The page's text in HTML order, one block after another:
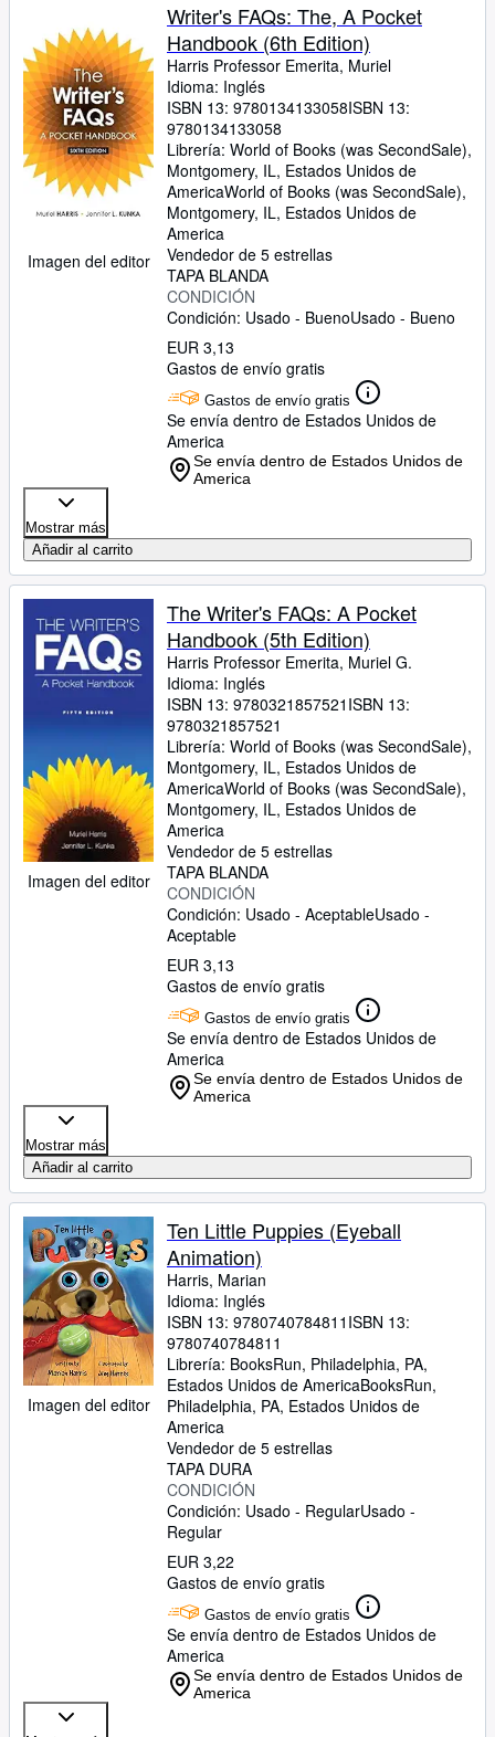
Imagen del editor
Writer's FAQs: The, A Pocket
Handbook (6th Edition)
Harris Professor Emerita, Muriel
Idioma: Inglés
ISBN 13: 9780134133058ISBN 13:
9780134133058
Librería: World of Books (was SecondSale),
Montgomery, IL, Estados Unidos de
AmericaWorld of Books (was SecondSale),
Montgomery, IL, Estados Unidos de
America
Vendedor de 5 estrellas
TAPA BLANDA
CONDICIÓN
Condición: Usado - BuenoUsado - Bueno
EUR 3,13
Gastos de envío gratis
Gastos de envío gratis
Se envía dentro de Estados Unidos de
America
Se envía dentro de Estados Unidos de
America
Mostrar más
Añadir al carrito
Imagen del editor
The Writer's FAQs: A Pocket
Handbook (5th Edition)
Harris Professor Emerita, Muriel G.
Idioma: Inglés
ISBN 13: 9780321857521 ISBN 13:
9780321857521
Librería: World of Books (was SecondSale),
Montgomery, IL, Estados Unidos de
AmericaWorld of Books (was SecondSale),
Montgomery, IL, Estados Unidos de
America
Vendedor de 5 estrellas
TAPA BLANDA
CONDICIÓN
Condición: Usado - AceptableUsado -
Aceptable
EUR 3,13
Gastos de envío gratis
Gastos de envío gratis
Se envía dentro de Estados Unidos de
America
Se envía dentro de Estados Unidos de
America
Mostrar más
Añadir al carrito
Imagen del editor
Ten Little Puppies (Eyeball
Animation)
Harris, Marian
Idioma: Inglés
ISBN 13: 9780740784811 ISBN 13:
9780740784811
Librería: BooksRun, Philadelphia, PA,
Estados Unidos de AmericaBooksRun,
Philadelphia, PA, Estados Unidos de
America
Vendedor de 5 estrellas
TAPA DURA
CONDICIÓN
Condición: Usado - RegularUsado -
Regular
EUR 3,22
Gastos de envío gratis
Gastos de envío gratis
Se envía dentro de Estados Unidos de
America
Se envía dentro de Estados Unidos de
America